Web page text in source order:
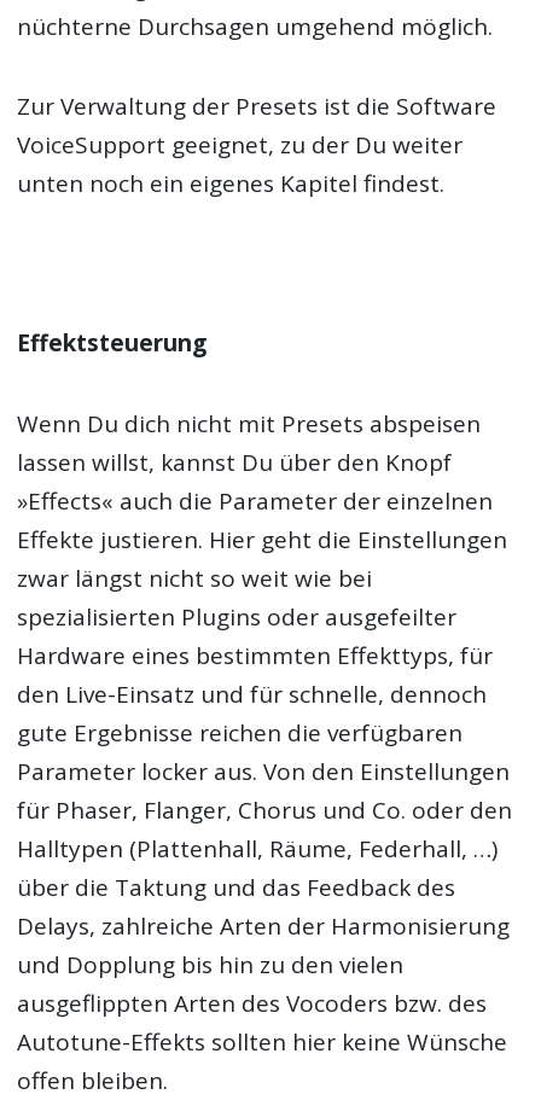
nüchterne Durchsagen umgehend möglich.
Zur Verwaltung der Presets ist die Software
VoiceSupport geeignet, zu der Du weiter
unten noch ein eigenes Kapitel findest.
Effektsteuerung
Wenn Du dich nicht mit Presets abspeisen
lassen willst, kannst Du über den Knopf
»Effects« auch die Parameter der einzelnen
Effekte justieren. Hier geht die Einstellungen
zwar längst nicht so weit wie bei
spezialisierten Plugins oder ausgefeilter
Hardware eines bestimmten Effekttyps, für
den Live-Einsatz und für schnelle, dennoch
gute Ergebnisse reichen die verfügbaren
Parameter locker aus. Von den Einstellungen
für Phaser, Flanger, Chorus und Co. oder den
Halltypen (Plattenhall, Räume, Federhall, …)
über die Taktung und das Feedback des
Delays, zahlreiche Arten der Harmonisierung
und Dopplung bis hin zu den vielen
ausgeflippten Arten des Vocoders bzw. des
Autotune-Effekts sollten hier keine Wünsche
offen bleiben.